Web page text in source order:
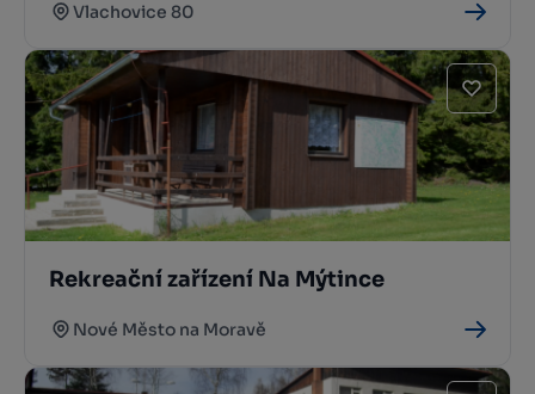
Vlachovice 80
Rekreační zařízení Na Mýtince
Nové Město na Moravě